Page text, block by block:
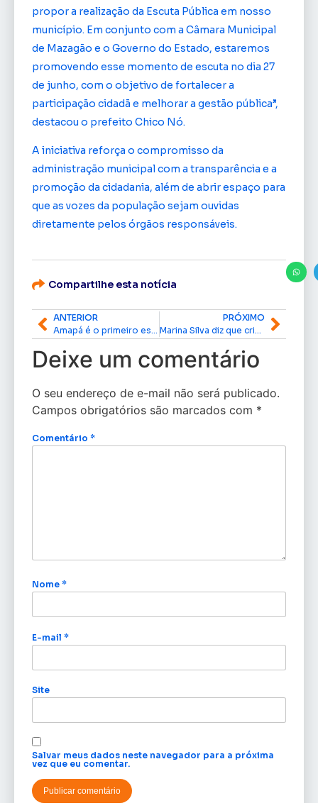
propor a realização da Escuta Pública em nosso
município. Em conjunto com a Câmara Municipal
de Mazagão e o Governo do Estado, estaremos
promovendo esse momento de escuta no dia 27
de junho, com o objetivo de fortalecer a
participação cidadã e melhorar a gestão pública”,
destacou o prefeito Chico Nó.
A iniciativa reforça o compromisso da
administração municipal com a transparência e a
promoção da cidadania, além de abrir espaço para
que as vozes da população sejam ouvidas
diretamente pelos órgãos responsáveis.
Compartilhe esta notícia
ANTERIOR
PRÓXIMO
Deixe um comentário
O seu endereço de e-mail não será publicado.
Campos obrigatórios são marcados com *
Comentário *
Nome *
E-mail *
Site
Salvar meus dados neste navegador para a próxima
vez que eu comentar.